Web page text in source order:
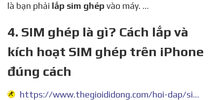
là bạn phải lắp sim ghép vào máy. …
4. SIM ghép là gì? Cách lắp và
kích hoạt SIM ghép trên iPhone
đúng cách
https://www.thegioididong.com/hoi-dap/sim-ghep-la-gi-804432